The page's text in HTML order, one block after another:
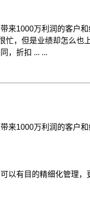
1000万利润的客户
忙，但是业绩却怎么
，折扣 ... ...
1000万利润的客户
以有目的精细化管理，